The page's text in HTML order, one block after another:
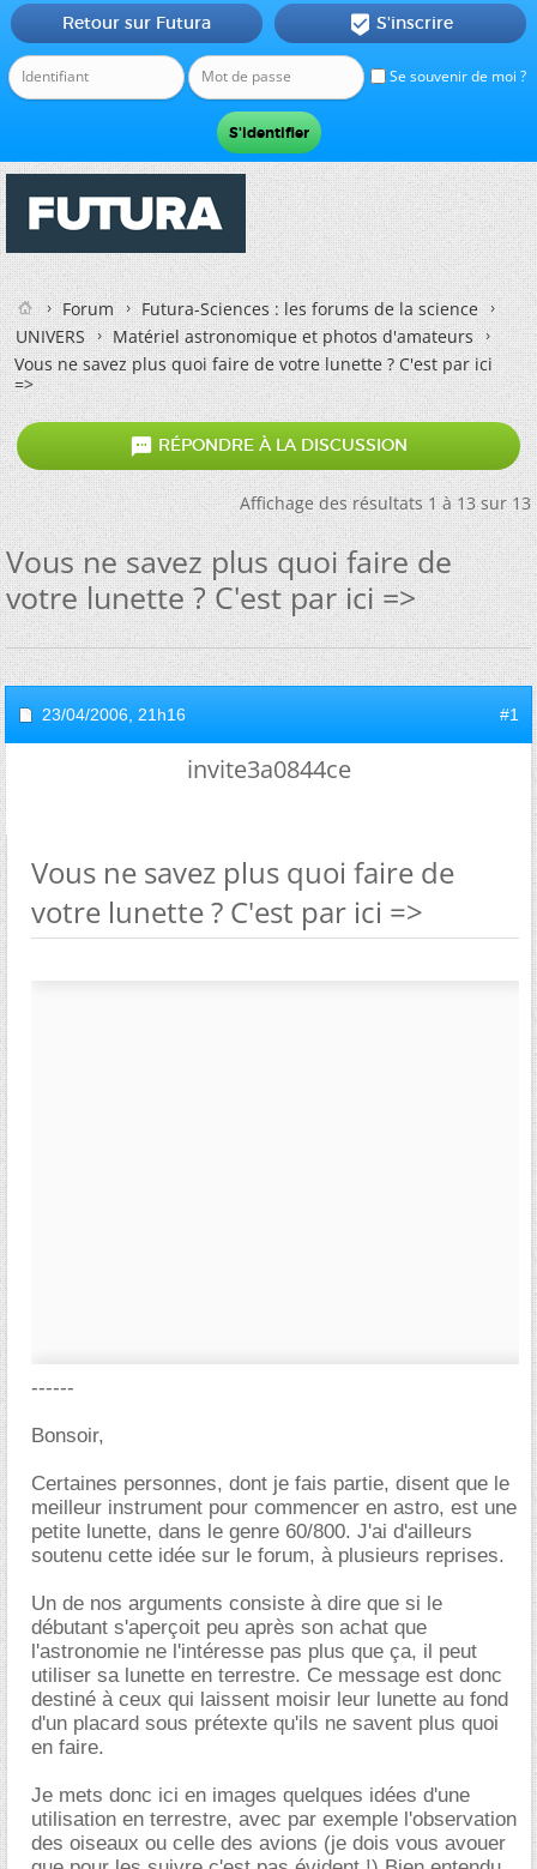
Se souvenir de moi ?
Retour sur Futura  S'inscrire
Forum
Futura-Sciences : les forums de la science
UNIVERS
Matériel astronomique et photos d'amateurs
Vous ne savez plus quoi faire de votre lunette ? C'est par ici
=>
 RÉPONDRE À LA DISCUSSION
Affichage des résultats 1 à 13 sur 13
Vous ne savez plus quoi faire de
votre lunette ? C'est par ici =>
23/04/2006, 21h16 #1
invite3a0844ce
Vous ne savez plus quoi faire de
votre lunette ? C'est par ici =>
------
Bonsoir,
Certaines personnes, dont je fais partie, disent que le
meilleur instrument pour commencer en astro, est une
petite lunette, dans le genre 60/800. J'ai d'ailleurs
soutenu cette idée sur le forum, à plusieurs reprises.
Un de nos arguments consiste à dire que si le
débutant s'aperçoit peu après son achat que
l'astronomie ne l'intéresse pas plus que ça, il peut
utiliser sa lunette en terrestre. Ce message est donc
destiné à ceux qui laissent moisir leur lunette au fond
d'un placard sous prétexte qu'ils ne savent plus quoi
en faire.
Je mets donc ici en images quelques idées d'une
utilisation en terrestre, avec par exemple l'observation
des oiseaux ou celle des avions (je dois vous avouer